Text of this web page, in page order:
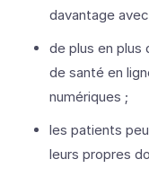
davantage
de plus en plus
de santé en
numériques ;
les patients
leurs propres